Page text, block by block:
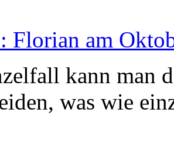
Florian am
kann man
was wie